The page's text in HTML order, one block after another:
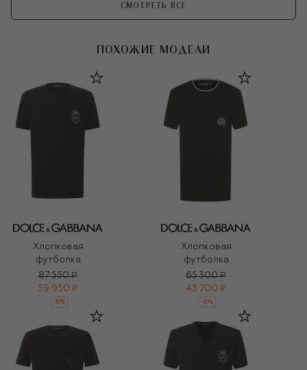
СМОТРЕТЬ ВСЕ
ПОХОЖИЕ МОДЕЛИ
Хлопковая
футболка
87 550 ₽
59 950 ₽
-30%
Хлопковая
футболка
65 300 ₽
45 700 ₽
-30%